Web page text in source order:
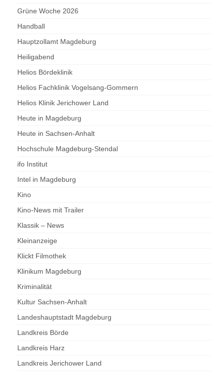
Grüne Woche 2026
Handball
Hauptzollamt Magdeburg
Heiligabend
Helios Bördeklinik
Helios Fachklinik Vogelsang-Gommern
Helios Klinik Jerichower Land
Heute in Magdeburg
Heute in Sachsen-Anhalt
Hochschule Magdeburg-Stendal
ifo Institut
Intel in Magdeburg
Kino
Kino-News mit Trailer
Klassik – News
Kleinanzeige
Klickt Filmothek
Klinikum Magdeburg
Kriminalität
Kultur Sachsen-Anhalt
Landeshauptstadt Magdeburg
Landkreis Börde
Landkreis Harz
Landkreis Jerichower Land